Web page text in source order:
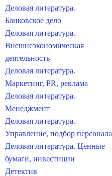
Деловая литература.
Банковское дело
Деловая литература.
Внешнеэкономическая
деятельность
Деловая литература.
Маркетинг, PR, реклама
Деловая литература.
Менеджмент
Деловая литература.
Управление, подбор персонала
Деловая литература. Ценные
бумаги, инвестиции
Детектив